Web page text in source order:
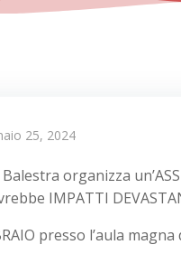
25, 2024
organizza
IMPATTI
presso l’aula